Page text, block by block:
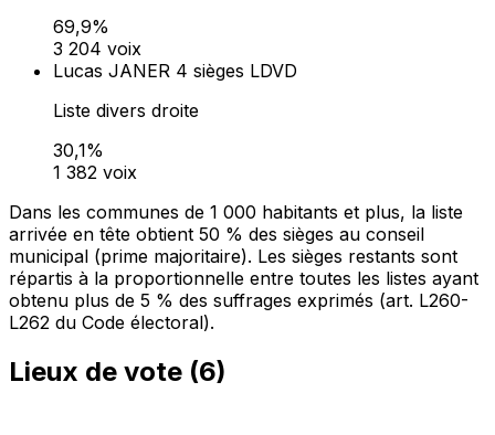
69,9%
3 204 voix
Lucas JANER 4 sièges LDVD
Liste divers droite
30,1%
1 382 voix
Dans les communes de 1 000 habitants et plus, la liste
arrivée en tête obtient 50 % des sièges au conseil
municipal (prime majoritaire). Les sièges restants sont
répartis à la proportionnelle entre toutes les listes ayant
obtenu plus de 5 % des suffrages exprimés (art. L260-
L262 du Code électoral).
Lieux de vote (6)